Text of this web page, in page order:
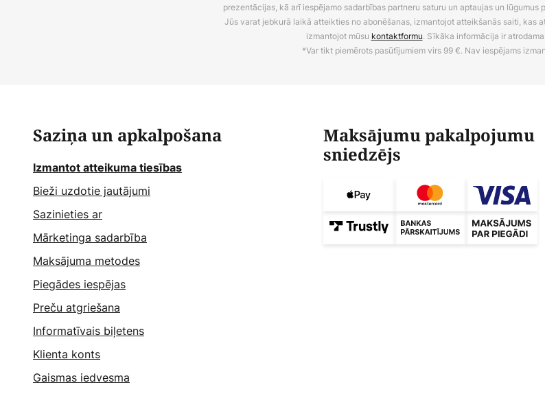
prezentācijas, kā arī iespējamo sadarbības partneru saturu un aptaujas un lūgumus
Jūs varat jebkurā laikā atteikties no abonēšanas, izmantojot atteikšanās saiti, kas
izmantojot mūsu kontaktformu. Sīkāka informācija ir atrodama
*Var tikt piemērots pasūtījumiem virs 99 €. Nav iespējams
Saziņa un apkalpošana
Izmantot atteikuma tiesības
Bieži uzdotie jautājumi
Sazinieties ar
Mārketinga sadarbība
Maksājuma metodes
Piegādes iespējas
Preču atgriešana
Informatīvais biļetens
Klienta konts
Gaismas iedvesma
Maksājumu pakalpojumu
sniedzējs